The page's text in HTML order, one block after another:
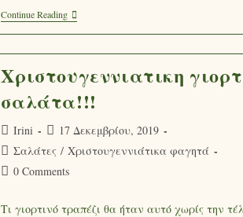
Continue Reading
Χριστουγεννιατικη
σαλάτα!!!
Irini
17 Δεκεμβρίου, 2019
Σαλάτες / Χριστουγεννιάτικα φαγητά
0 Comments
Τι γιορτινό τραπέζι θα ήταν αυτό χωρίς την